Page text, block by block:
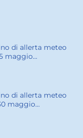
di allerta meteo
maggio...
di allerta meteo
maggio...